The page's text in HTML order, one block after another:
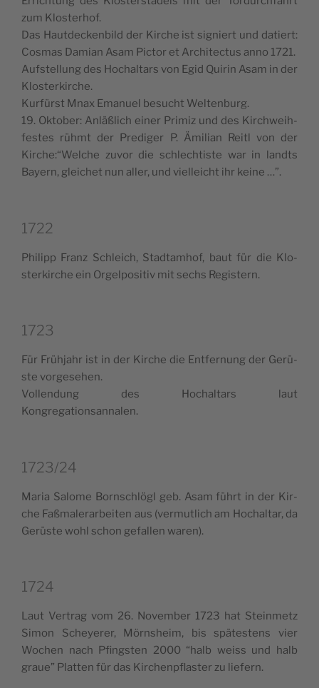
zum Klosterhof.
Das Haut­dec­ken­bild der Kir­che ist signiert und datiert:
Cosmas Damian Asam Pic­tor et Archi­tec­tus anno 1721.
Auf­stel­lung des Hochal­tars von Egid Qui­rin Asam in der
Klosterkirche.
Kur­für­st Mnax Ema­nuel besu­cht Weltenburg.
19. Okto­ber: Anläß­lich einer Pri­miz und des Kir­ch­wei­h­
fe­stes rühmt der Pre­di­ger P. Ämi­lian Rei­tl von der
Kirche:“Welche zuvor die schle­ch­ti­ste war in land­ts
Bayern, glei­chet nun aller, und viel­lei­cht ihr keine …”.
1722
Phi­lipp Franz Schleich, Stad­ta­m­hof, baut für die Klo­
ster­kir­che ein Orgel­po­si­tiv mit sechs Registern.
1723
Für Frü­h­jahr ist in der Kir­che die Ent­fer­nung der Gerü­
ste vorgesehen.
Vol­len­dung des Hochal­tars laut
Kongregationsannalen.
1723/24
Maria Salo­me Born­schlö­gl geb. Asam führt in der Kir­
che Faß­ma­le­rar­bei­ten aus (ver­mu­tlich am Hochal­tar, da
Gerü­ste wohl schon gefal­len waren).
1724
Laut Ver­trag vom 26. Novem­ber 1723 hat Stein­me­tz
Simon Scheye­rer, Mörn­sheim, bis spä­te­stens vier
Wochen nach Pfing­sten 2000 “halb weiss und halb
graue” Plat­ten für das Kir­chen­p­fla­ster zu liefern.